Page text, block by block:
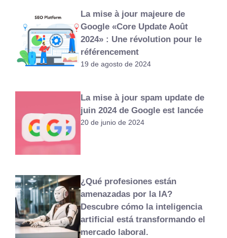
La mise à jour majeure de
Google «Core Update Août
2024» : Une révolution pour le
référencement
19 de agosto de 2024
La mise à jour spam update de
juin 2024 de Google est lancée
20 de junio de 2024
¿Qué profesiones están
amenazadas por la IA?
Descubre cómo la inteligencia
artificial está transformando el
mercado laboral.